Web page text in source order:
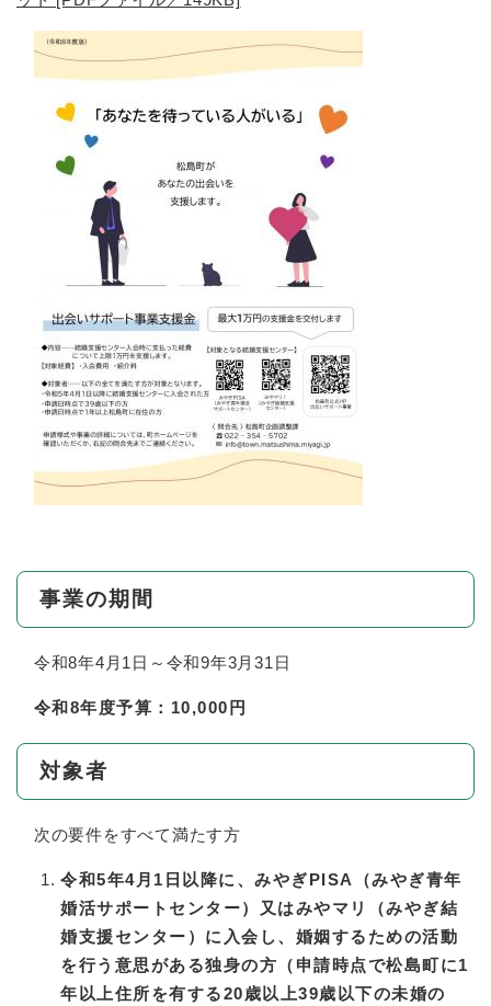
事業の期間
令和8年4月1日～令和9年3月31日
令和8年度予算：10,000円
対象者
次の要件をすべて満たす方
令和5年4月1日以降に、みやぎPISA（みやぎ青年
婚活サポートセンター）又はみやマリ（みやぎ結
婚支援センター）に入会し、婚姻するための活動
を行う意思がある独身の方（申請時点で松島町に1
年以上住所を有する20歳以上39歳以下の未婚の